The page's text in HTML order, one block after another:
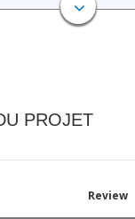
PROJET
Review